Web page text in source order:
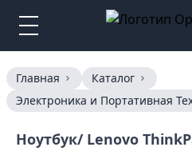
Главная
Каталог
Электроника и Портативная
Ноутбук/ Lenovo